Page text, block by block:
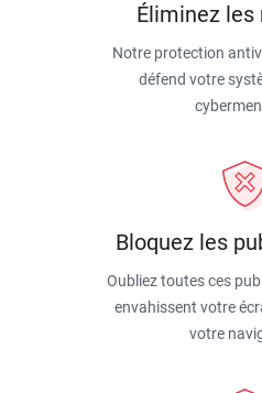
Éliminez
Notre protection
défend votre
Bloquez les
Oubliez toutes ces
envahissent votre
votre